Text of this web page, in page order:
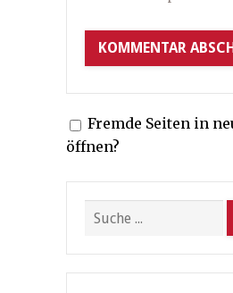
Fremde Seiten in
öffnen?